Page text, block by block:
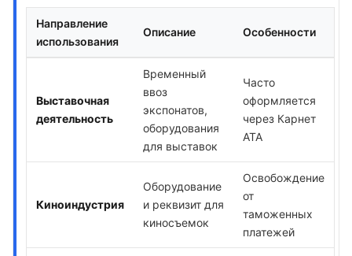
Направление
использования
Описание Особенности
Выставочная
деятельность
Временный
ввоз
экспонатов,
оборудования
для выставок
Часто
оформляется
через Карнет
АТА
Киноиндустрия
Оборудование
и реквизит для
киносъемок
Освобождение
от
таможенных
платежей